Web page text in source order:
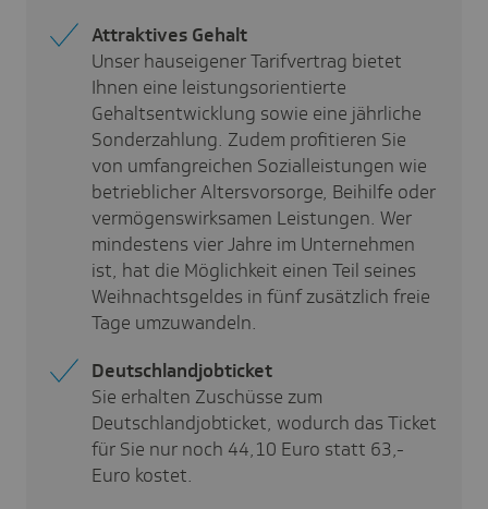
Attraktives Gehalt
Unser hauseigener Tarifvertrag bietet
Ihnen eine leistungsorientierte
Gehaltsentwicklung sowie eine jährliche
Sonderzahlung. Zudem profitieren Sie
von umfangreichen Sozialleistungen wie
betrieblicher Altersvorsorge, Beihilfe oder
vermögenswirksamen Leistungen. Wer
mindestens vier Jahre im Unternehmen
ist, hat die Möglichkeit einen Teil seines
Weihnachtsgeldes in fünf zusätzlich freie
Tage umzuwandeln.
Deutschlandjobticket
Sie erhalten Zuschüsse zum
Deutschlandjobticket, wodurch das Ticket
für Sie nur noch 44,10 Euro statt 63,-
Euro kostet.